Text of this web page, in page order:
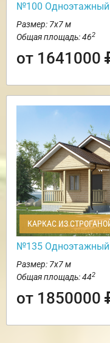
№100
Размер: 7х7 м
Общая площадь: 462
от 1641000
КАРКАС ИЗ
№135 Одноэтажный
Размер: 7х7 м
Общая площадь: 442
от 1850000